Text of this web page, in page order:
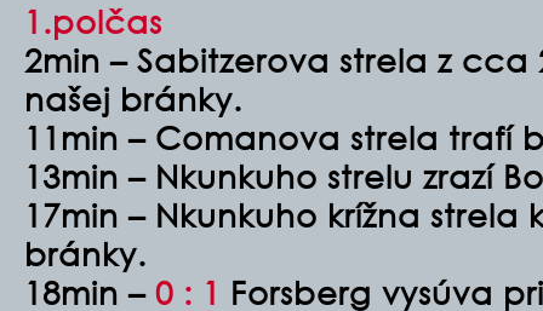
1.polčas
2min – Sabitzerova strela z
našej bránky.
11min – Comanova strela trafí
13min – Nkunkuho strelu zrazí
17min – Nkunkuho krížna
bránky.
18min –0 : 1 Forsberg vysúva